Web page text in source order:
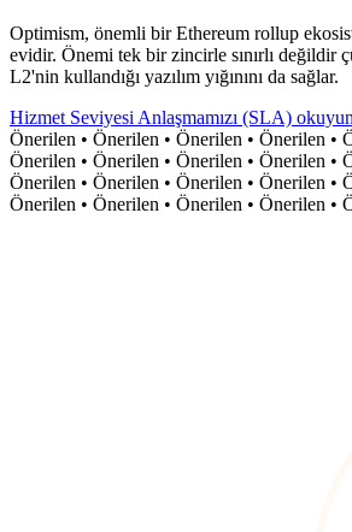
Optimism, önemli bir Ethereum rollup
evidir. Önemi tek bir zincirle sınırlı değildir
L2'nin kullandığı yazılım yığınını da sağlar.
Hizmet Seviyesi Anlaşmamızı (SLA) okuyun
Önerilen • Önerilen • Önerilen • Önerilen •
Önerilen • Önerilen • Önerilen • Önerilen •
Önerilen • Önerilen • Önerilen • Önerilen •
Önerilen • Önerilen • Önerilen • Önerilen •